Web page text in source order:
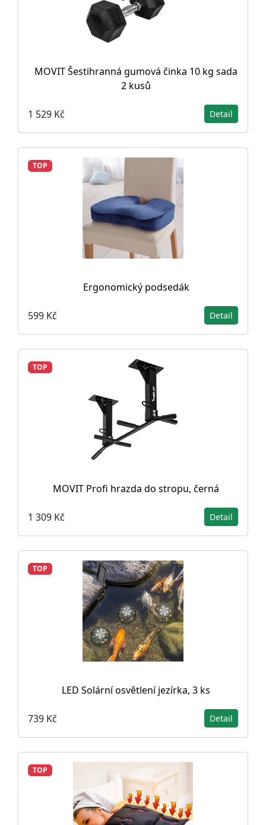
MOVIT Šestihranná gumová činka 10 kg sada
2 kusů
1 529 Kč Detail
TOP
Ergonomický podsedák
599 Kč Detail
TOP
MOVIT Profi hrazda do stropu, černá
1 309 Kč Detail
TOP
LED Solární osvětlení jezírka, 3 ks
739 Kč Detail
TOP